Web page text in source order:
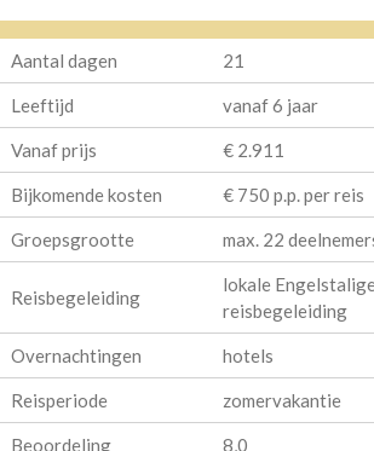
Aantal dagen 21
Leeftijd vanaf 6 jaar
Vanaf prijs € 2.911
Bijkomende kosten € 750 p.p. per reis
Groepsgrootte max. 22
Reisbegeleiding
lokale
reisbegeleiding
Overnachtingen hotels
Reisperiode zomervakantie
Beoordeling 8,0